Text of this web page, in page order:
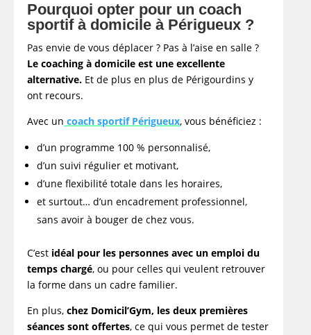
Pourquoi opter pour un coach
sportif à domicile à Périgueux ?
Pas envie de vous déplacer ? Pas à l’aise en salle ?
Le coaching à domicile est une excellente
alternative. Et de plus en plus de Périgourdins y
ont recours.
Avec un coach sportif Périgueux, vous bénéficiez :
d’un programme 100 % personnalisé,
d’un suivi régulier et motivant,
d’une flexibilité totale dans les horaires,
et surtout… d’un encadrement professionnel,
sans avoir à bouger de chez vous.
C’est idéal pour les personnes avec un emploi du
temps chargé, ou pour celles qui veulent retrouver
la forme dans un cadre familier.
En plus,chez Domicil’Gym, les deux premières
séances sont offertes, ce qui vous permet de tester